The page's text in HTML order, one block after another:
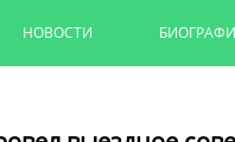
НОВОСТИ